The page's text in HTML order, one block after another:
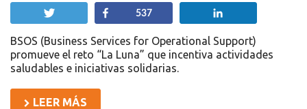
Compartir
537
BSOS (Business Services for Operational Support)
promueve el reto “La Luna” que incentiva actividades
saludables e iniciativas solidarias.
LEER MÁS